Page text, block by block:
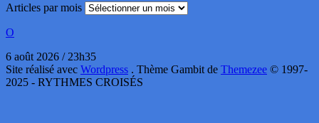
Articles par mois
O
6 août 2026 / 23h35
Site réalisé avec Wordpress . Thème Gambit de Themezee © 1997-
2025 - RYTHMES CROISÉS